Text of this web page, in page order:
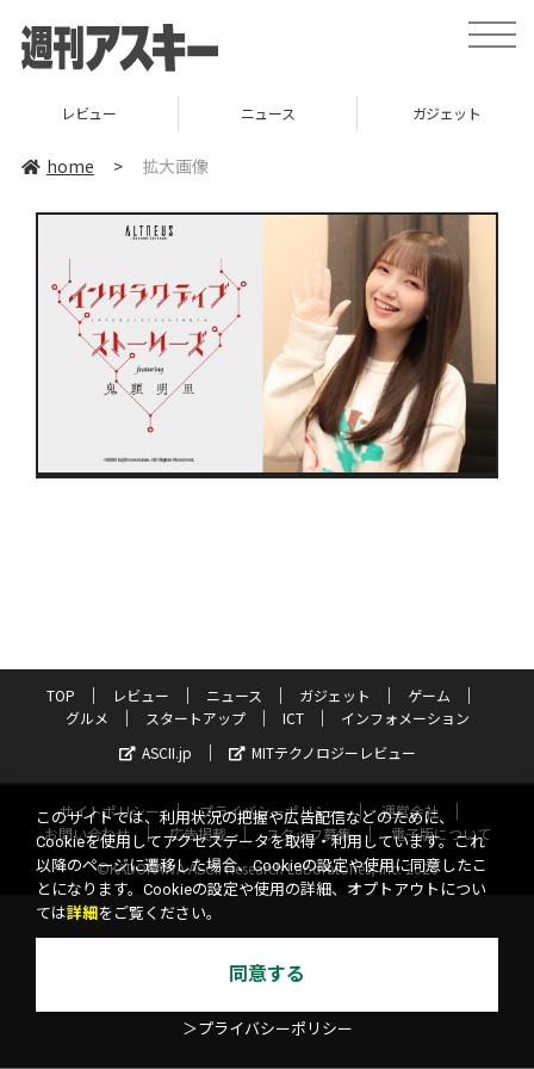
toggle
レビュー ニュース ガジェット
home > 拡大画像
TOP レビュー ニュース ガジェット
ゲーム
グルメ
スタートアップ ICT
インフォメーション
ASCII.jp
MITテクノロジーレビュー
サイトポリシー プライバシーポリシー
運営会社
お問い合わせ
広告掲載 スタッフ募集
電子版について
©KADOKAWA ASCII Research Laboratories, Inc. 2026
このサイトでは、利用状況の把握や広告配信などのために、
Cookieを使用してアクセスデータを取得・利用しています。これ
以降のページに遷移した場合、Cookieの設定や使用に同意したこ
とになります。Cookieの設定や使用の詳細、オプトアウトについ
ては詳細 をご覧ください。
同意する
＞プライバシーポリシー